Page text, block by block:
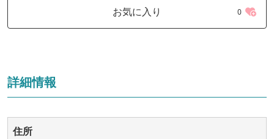
お気に入り 0
詳細情報
住所